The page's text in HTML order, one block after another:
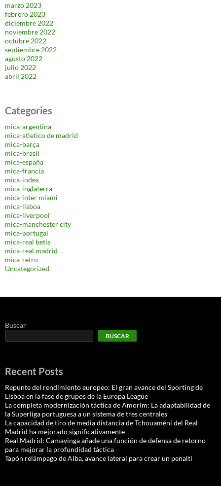
marzo 2023
febrero 2023
diciembre 2022
noviembre 2022
octubre 2022
septiembre 2022
agosto 2022
julio 2022
abril 2022
Categories
mica-argentina
mica-atletico de madrid
mica-barça
mica-brasil
mica-españa
mica-francia
mica-index
mica-inglaterra
mica-inter miami
mica-lisboa
mica-liverpool
mica-manchester city
mica-portugal
mica-real betis
mica-real madrid
mica-retro
Uncategorized
Buscar
BUSCAR
Recent Posts
Repunte del rendimiento europeo: El gran avance del Sporting de
Lisboa en la fase de grupos de la Europa League
La completa modernización táctica de Amorim: La adaptabilidad de
la Superliga portuguesa a un sistema de tres centrales
La capacidad de tiro de media distancia de Tchouaméni del Real
Madrid ha mejorado significativamente
Real Madrid: Camavinga añade una función de defensa de retorno
para mejorar la profundidad táctica
Tapón relámpago de Alba, avance lateral para crear un penalti